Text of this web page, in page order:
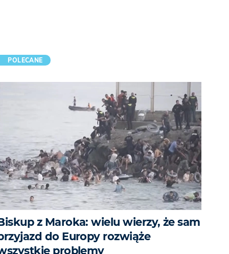
POLECANE
z Maroka: wielu wierzy, że sam
do Europy rozwiąże
problemy